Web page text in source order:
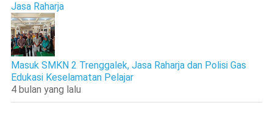
Jasa Raharja
Masuk SMKN 2 Trenggalek, Jasa Raharja dan Polisi Gas
Edukasi Keselamatan Pelajar
4 bulan yang lalu